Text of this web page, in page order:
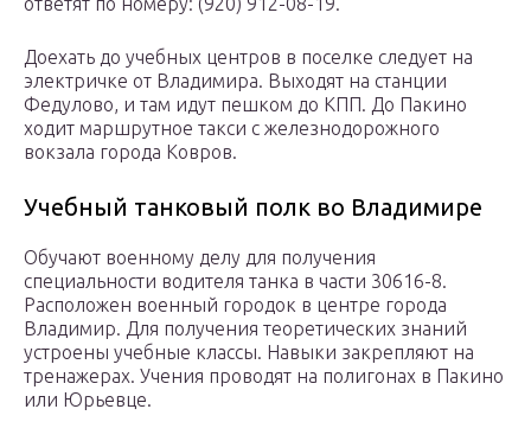
Доехать до учебных центров в поселке следует на
электричке от Владимира. Выходят на станции
Федулово, и там идут пешком до КПП. До Пакино
ходит маршрутное такси с железнодорожного
вокзала города Ковров.
Учебный танковый полк во Владимире
Обучают военному делу для получения
специальности водителя танка в части 30616-8.
Расположен военный городок в центре города
Владимир. Для получения теоретических знаний
устроены учебные классы. Навыки закрепляют на
тренажерах. Учения проводят на полигонах в Пакино
или Юрьевце.